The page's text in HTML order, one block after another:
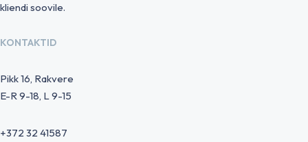
kliendi soovile.
KONTAKTID
Pikk 16, Rakvere
E-R 9-18, L 9-15
+372 32 41587